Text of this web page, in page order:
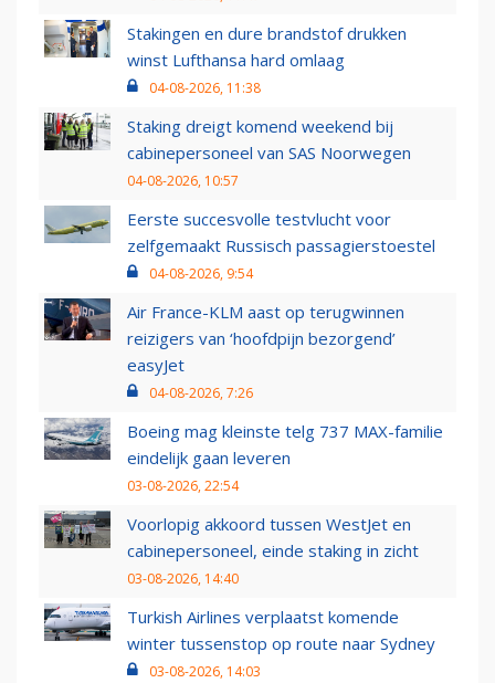
Stakingen en dure brandstof drukken
winst Lufthansa hard omlaag
04-08-2026, 11:38
Staking dreigt komend weekend bij
cabinepersoneel van SAS Noorwegen
04-08-2026, 10:57
Eerste succesvolle testvlucht voor
zelfgemaakt Russisch passagierstoestel
04-08-2026, 9:54
Air France-KLM aast op terugwinnen
reizigers van ‘hoofdpijn bezorgend’
easyJet
04-08-2026, 7:26
Boeing mag kleinste telg 737 MAX-familie
eindelijk gaan leveren
03-08-2026, 22:54
Voorlopig akkoord tussen WestJet en
cabinepersoneel, einde staking in zicht
03-08-2026, 14:40
Turkish Airlines verplaatst komende
winter tussenstop op route naar Sydney
03-08-2026, 14:03